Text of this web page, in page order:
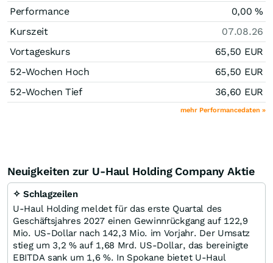
Performance
0,00%
Kurszeit
07.08.26
Vortageskurs
65,50 EUR
52-Wochen Hoch
65,50 EUR
52-Wochen Tief
36,60 EUR
mehr Performancedaten »
Neuigkeiten zur U-Haul Holding Company Aktie
✧ Schlagzeilen
U-Haul Holding meldet für das erste Quartal des
Geschäftsjahres 2027 einen Gewinnrückgang auf 122,9
Mio. US-Dollar nach 142,3 Mio. im Vorjahr. Der Umsatz
stieg um 3,2 % auf 1,68 Mrd. US-Dollar, das bereinigte
EBITDA sank um 1,6 %. In Spokane bietet U-Haul